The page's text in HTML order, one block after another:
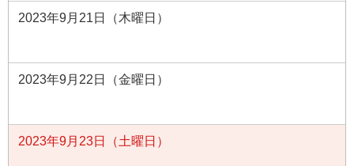
2023年9月21日（木曜日）
2023年9月22日（金曜日）
2023年9月23日（土曜日）